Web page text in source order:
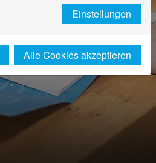
Einstellungen
Alle Cookies akzeptieren